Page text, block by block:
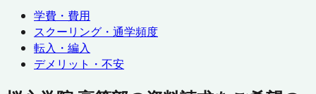
学費・費用
スクーリング・通学頻度
転入・編入
デメリット・不安